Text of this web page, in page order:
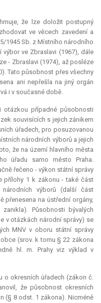
že lze doložit postupný
ve věcech zavedení a
1945 Sb. z Místního národního
ve Zbraslavi (1967), dále
- Zbraslavi (1974), až posléze
Tato působnost přes všechny
ani nepřešla na jiný orgán
i v současné době.
otázkou případné působnosti
souvisících s jejich zánikem
úřadech, pro posuzovanou
národních výborů a jejich
že na území hlavního města
úřadu samo město Praha.
řečeno - výkon státní správy
přílohy 1 k zákonu - také část
výborů (další část
přenesena na ústřední orgány,
Působnosti bývalých
v otázkách národní správy) se
MNV v oboru státní správy
(srov. k tomu § 22 zákona
hl. m. Prahy viz výklad v
o okresních úřadech (zákon č.
že působnost okresních
(§ 8 odst. 1 zákona). Nicméně